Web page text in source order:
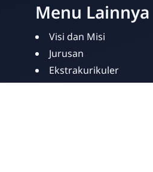
Menu Lainnya
Visi dan Misi
Jurusan
Ekstrakurikuler
Fasilitas